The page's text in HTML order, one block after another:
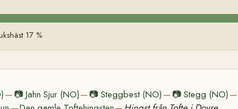
17 %
— 📷Jahn Sjur (NO)— 📷 Steggbest (NO) — 📷Stegg (NO) —